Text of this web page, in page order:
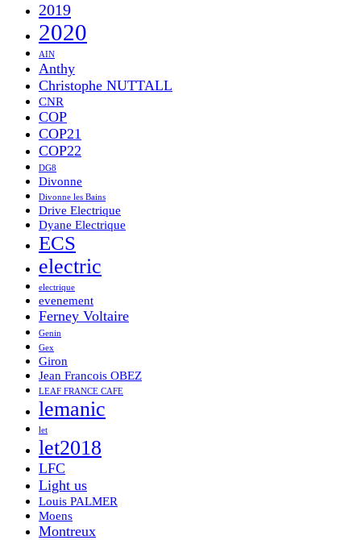
2019
2020
AIN
Anthy
Christophe NUTTALL
CNR
COP
COP21
COP22
DG8
Divonne
Divonne les Bains
Drive Electrique
Dyane Electrique
ECS
electric
electrique
evenement
Ferney Voltaire
Genin
Gex
Giron
Jean Francois OBEZ
LEAF FRANCE CAFE
lemanic
let
let2018
LFC
Light us
Louis PALMER
Moens
Montreux